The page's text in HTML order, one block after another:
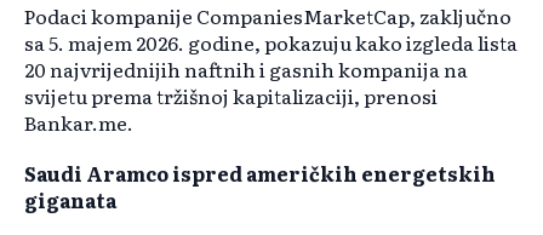
Podaci kompanije CompaniesMarketCap, zaključno
sa 5. majem 2026. godine, pokazuju kako izgleda lista
20 najvrijednijih naftnih i gasnih kompanija na
svijetu prema tržišnoj kapitalizaciji, prenosi
Bankar.me.
Saudi Aramco ispred američkih energetskih
giganata